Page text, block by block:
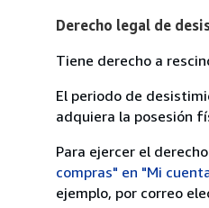
Derecho legal de
Tiene derecho a
El periodo de
adquiera la posesión
Para ejercer el
compras" en "Mi
ejemplo, por correo